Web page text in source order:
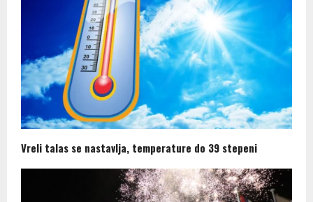
Vreli talas se nastavlja, temperature do 39 stepeni